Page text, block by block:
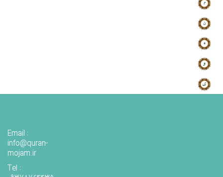
Email :
info@quran-
mojam.ir
Tel :